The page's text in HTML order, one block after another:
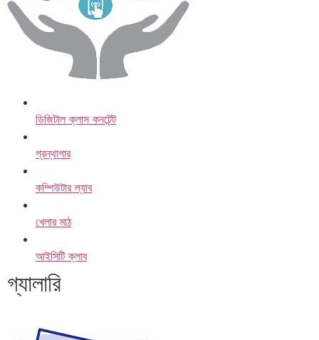
ডিজিটাল ক্লাস কনটেন্ট
গ্রন্থাগার
কম্পিউটার ল্যাব
খেলার মাঠ
আইসিটি ক্লাব
গ্যালারি